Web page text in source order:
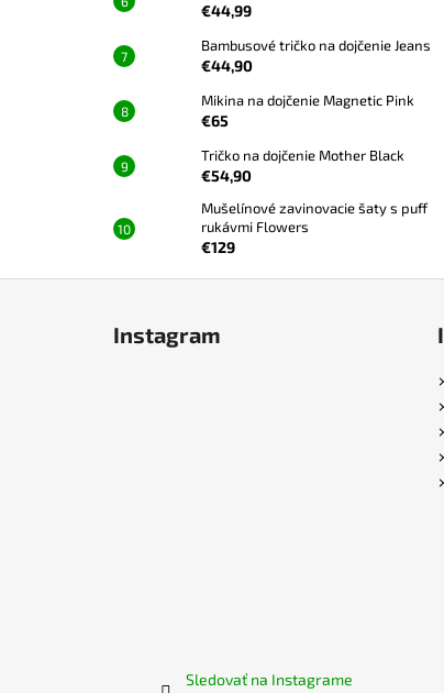
€44,99
Bambusové tričko na dojčenie Jeans
€44,90
Mikina na dojčenie Magnetic Pink
€65
Tričko na dojčenie Mother Black
€54,90
Mušelínové zavinovacie šaty s puff
rukávmi Flowers
€129
Instagram
Sledovať na Instagrame